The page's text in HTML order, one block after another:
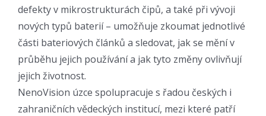
defekty v mikrostrukturách čipů, a také při vývoji
nových typů baterií – umožňuje zkoumat jednotlivé
části bateriových článků a sledovat, jak se mění v
průběhu jejich používání a jak tyto změny ovlivňují
jejich životnost.
NenoVision úzce spolupracuje s řadou českých i
zahraničních vědeckých institucí, mezi které patří